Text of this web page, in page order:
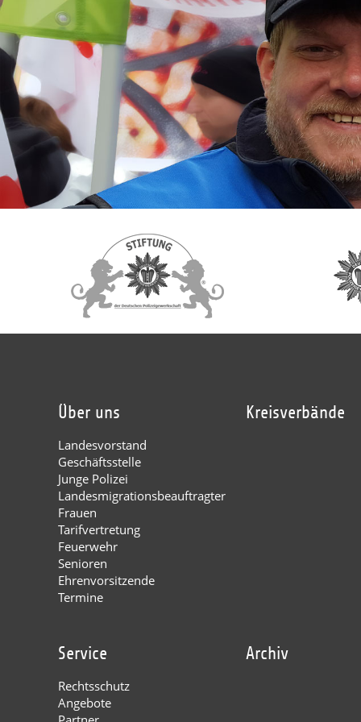
Über uns
Landesvorstand
Geschäftsstelle
Junge Polizei
Landesmigrationsbeauftragter
Frauen
Tarifvertretung
Feuerwehr
Senioren
Ehrenvorsitzende
Termine
Kreisverbände
Service
Rechtsschutz
Angebote
Archiv